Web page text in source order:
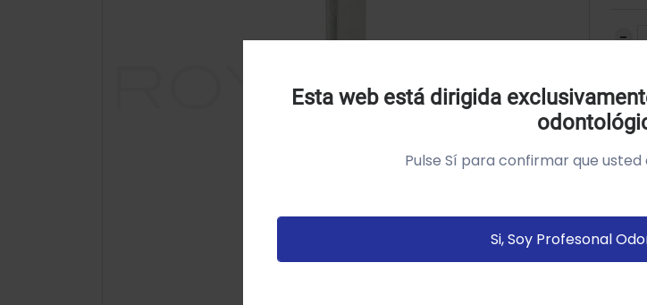
SKU:
Utilizamos cookies própias y de
tus preferencias sobre la base de
vistitadas).Política de cookies
Esta web está dirigida
Pulse Sí para confirmar que
Si, Soy Profesonal